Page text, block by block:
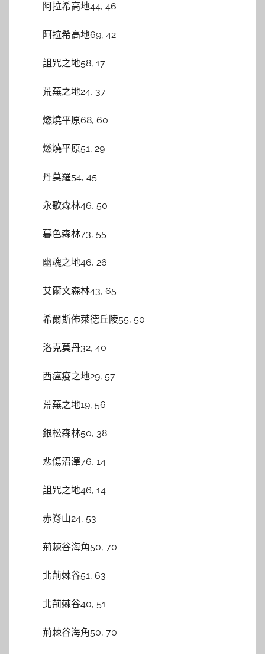
阿拉希高地44, 46
阿拉希高地69, 42
詛咒之地58, 17
荒蕪之地24, 37
燃燒平原68, 60
燃燒平原51, 29
丹莫羅54, 45
永歌森林46, 50
暮色森林73, 55
幽魂之地46, 26
艾爾文森林43, 65
希爾斯佈萊德丘陵55, 50
洛克莫丹32, 40
西瘟疫之地29, 57
荒蕪之地19, 56
銀松森林50, 38
悲傷沼澤76, 14
詛咒之地46, 14
赤脊山24, 53
荊棘谷海角50, 70
北荊棘谷51, 63
北荊棘谷40, 51
荊棘谷海角50, 70